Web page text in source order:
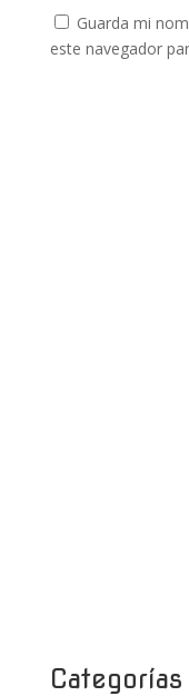
Guarda mi
este navegador
Categorías